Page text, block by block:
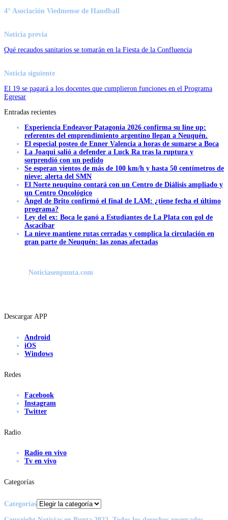
4° Asociación Viedmense de Handball
Noticia previa
Qué recaudos sanitarios se tomarán en la Fiesta de la Confluencia
Noticia siguiente
El 19 se pagará a los docentes que cumplieron funciones en el Programa
Egresar
Entradas recientes
Experiencia Endeavor Patagonia 2026 confirma su line up:
referentes del emprendimiento argentino llegan a Neuquén.
El especial posteo de Enner Valencia a horas de sumarse a Boca
La Joaqui salió a defender a Luck Ra tras la ruptura y
sorprendió con un pedido
Se esperan vientos de más de 100 km/h y hasta 50 centímetros de
nieve: alerta del SMN
El Norte neuquino contará con un Centro de Diálisis ampliado y
un Centro Oncológico
Ángel de Brito confirmó el final de LAM: ¿tiene fecha el último
programa?
Ley del ex: Boca le ganó a Estudiantes de La Plata con gol de
Ascacibar
La nieve mantiene rutas cerradas y complica la circulación en
gran parte de Neuquén: las zonas afectadas
Noticiasenpunta.com
Descargar APP
Android
iOS
Windows
Redes
Facebook
Instagram
Twitter
Radio
Radio en vivo
Tv en vivo
Categorías
Categorías